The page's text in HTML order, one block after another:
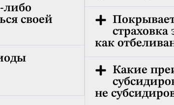
либо
своей
страховка
как
Какие
не